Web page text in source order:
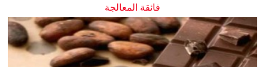
فائقة المعالجة